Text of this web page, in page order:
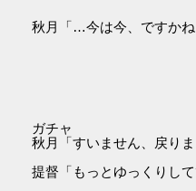
秋月「…今は今、ですかね
ガチャ
秋月「すいません、戻りま
提督「もっとゆっくりして